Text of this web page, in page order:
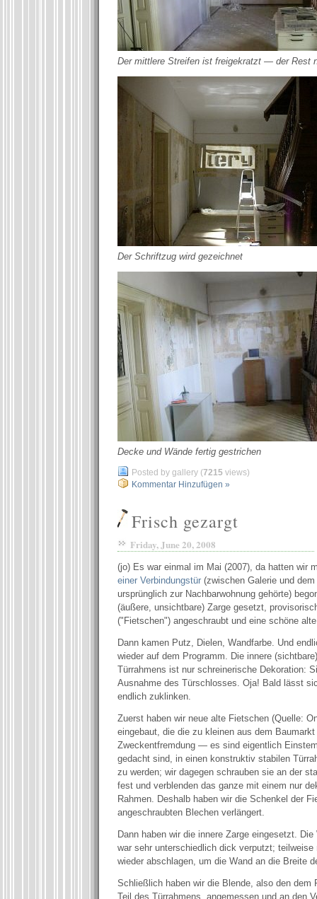
Der mittlere Streifen ist freigekratzt — der Rest
Der Schriftzug wird gezeichnet
Decke und Wände fertig gestrichen
Posted by gallery (7215 views)
Kommentar Hinzufügen »
Frisch gezargt
Friday, June 20, 2008
(jo) Es war einmal im Mai (2007), da hatten wir
einer Verbindungstür (zwischen Galerie und
ursprünglich zur Nachbarwohnung gehörte)
(äußere, unsichtbare) Zarge gesetzt,
("Fietschen") angeschraubt und eine schöne
Dann kamen Putz, Dielen, Wandfarbe. Und
wieder auf dem Programm. Die innere
Türrahmens ist nur schreinerische Dekoration:
Ausnahme des Türschlosses. Oja! Bald lässt
endlich zuklinken.
Zuerst haben wir neue alte Fietschen (Quelle:
eingebaut, die die zu kleinen aus dem
Zweckentfremdung — es sind eigentlich
gedacht sind, in einen konstruktiv stabilen
zu werden; wir dagegen schrauben sie an der
fest und verblenden das ganze mit einem nur
Rahmen. Deshalb haben wir die Schenkel der
angeschraubten Blechen verlängert.
Dann haben wir die innere Zarge eingesetzt.
war sehr unterschiedlich dick verputzt;
wieder abschlagen, um die Wand an die Breite
Schließlich haben wir die Blende, also den dem
Teil des Türrahmens, angemessen und an den